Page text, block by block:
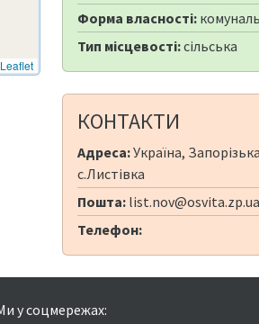
Leaflet
Форма власності:
Тип місцевості:сільська
КОНТАКТИ
Адреса:Україна,
с.Листівка
Пошта: list.nov@osvita.zp.ua
Телефон:
у соцмережах: